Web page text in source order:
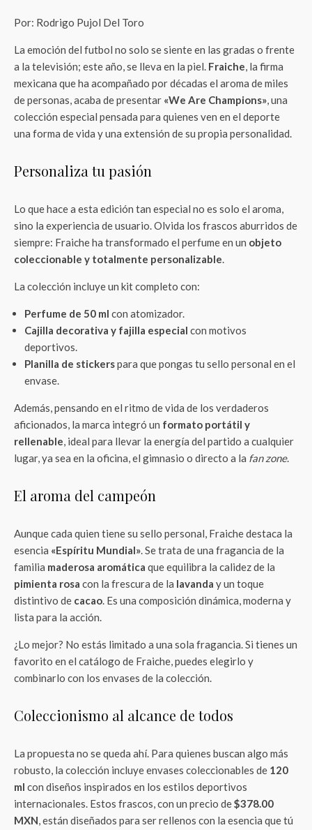
Por: Rodrigo Pujol Del Toro
La emoción del futbol no solo se siente en las gradas o frente
a la televisión; este año, se lleva en la piel. Fraiche, la firma
mexicana que ha acompañado por décadas el aroma de miles
de personas, acaba de presentar «We Are Champions», una
colección especial pensada para quienes ven en el deporte
una forma de vida y una extensión de su propia personalidad.
Personaliza tu pasión
Lo que hace a esta edición tan especial no es solo el aroma,
sino la experiencia de usuario. Olvida los frascos aburridos de
siempre: Fraiche ha transformado el perfume en un objeto
coleccionable y totalmente personalizable.
La colección incluye un kit completo con:
Perfume de 50 ml con atomizador.
Cajilla decorativa y fajilla especial con motivos
deportivos.
Planilla de stickerspara que pongas tu sello personal en el
envase.
Además, pensando en el ritmo de vida de los verdaderos
aficionados, la marca integró un formato portátil y
rellenable, ideal para llevar la energía del partido a cualquier
lugar, ya sea en la oficina, el gimnasio o directo a la fan zone.
El aroma del campeón
Aunque cada quien tiene su sello personal, Fraiche destaca la
esencia «Espíritu Mundial». Se trata de una fragancia de la
familia maderosa aromática que equilibra la calidez de la
pimienta rosa con la frescura de la lavanda y un toque
distintivo de cacao. Es una composición dinámica, moderna y
lista para la acción.
¿Lo mejor? No estás limitado a una sola fragancia. Si tienes un
favorito en el catálogo de Fraiche, puedes elegirlo y
combinarlo con los envases de la colección.
Coleccionismo al alcance de todos
La propuesta no se queda ahí. Para quienes buscan algo más
robusto, la colección incluye envases coleccionables de 120
ml con diseños inspirados en los estilos deportivos
internacionales. Estos frascos, con un precio de$378.00
MXN, están diseñados para ser rellenos con la esencia que tú